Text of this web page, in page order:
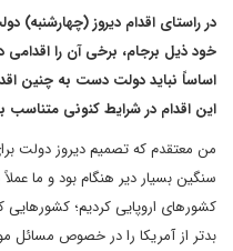
در راستای اقدام دیروز
خود ذیل برجام، برخی آن را
اساساً نباید دولت دست به چنین
این اقدام در شرایط کنونی
من معتقدم که تصمیم دیروز دولت
سنگین بسیار دیر هنگام بود و ما
کشورهای اروپایی کردیم؛
بدتر از آمریکا را در خصوص مسائل